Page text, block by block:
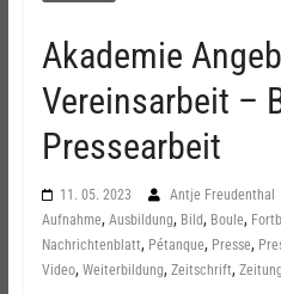
Akademie
Vereinsarbeit –
Pressearbeit
11. 05. 2023 Antje Freudenthal
Aufnahme, Ausbildung, Bild, Boule,
Nachrichtenblatt, Pétanque, Presse,
Video, Weiterbildung, Zeitschrift, Zeitung